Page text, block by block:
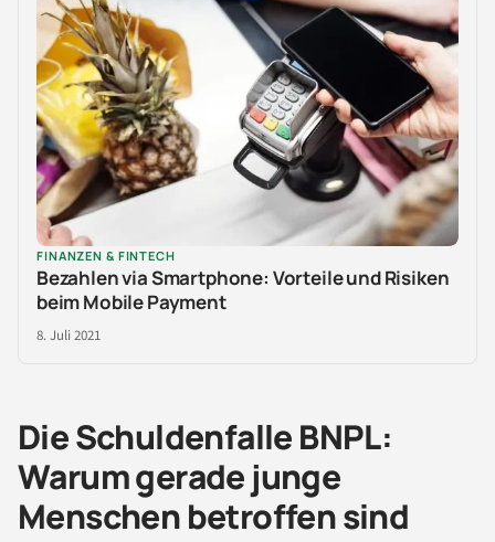
FINANZEN & FINTECH
Bezahlen via Smartphone: Vorteile und Risiken
beim Mobile Payment
8. Juli 2021
Die Schuldenfalle BNPL:
Warum gerade junge
Menschen betroffen sind